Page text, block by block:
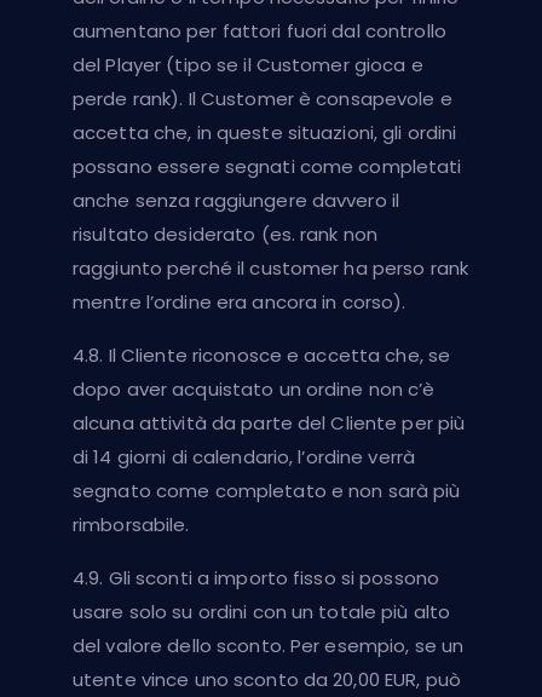
aumentano per fattori fuori dal controllo
del Player (tipo se il Customer gioca e
perde rank). Il Customer è consapevole e
accetta che, in queste situazioni, gli ordini
possano essere segnati come completati
anche senza raggiungere davvero il
risultato desiderato (es. rank non
raggiunto perché il customer ha perso rank
mentre l’ordine era ancora in corso).
4.8. Il Cliente riconosce e accetta che, se
dopo aver acquistato un ordine non c’è
alcuna attività da parte del Cliente per più
di 14 giorni di calendario, l’ordine verrà
segnato come completato e non sarà più
rimborsabile.
4.9. Gli sconti a importo fisso si possono
usare solo su ordini con un totale più alto
del valore dello sconto. Per esempio, se un
utente vince uno sconto da 20,00 EUR, può